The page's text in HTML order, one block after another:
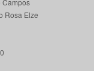
Campos
Rosa Elze